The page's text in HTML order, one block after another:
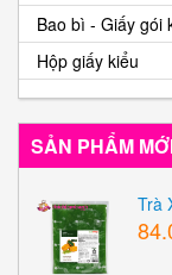
Bao bì - Giấy gói
Hộp giấy kiểu
SẢN PHẨM
Trà